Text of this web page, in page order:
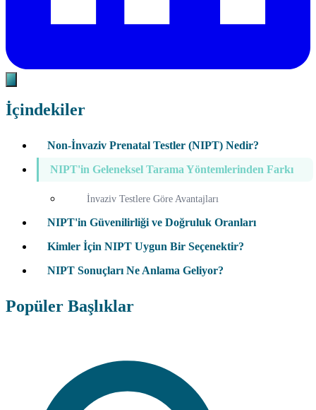
İçindekiler
Non-İnvaziv Prenatal Testler (NIPT) Nedir?
NIPT'in Geleneksel Tarama Yöntemlerinden Farkı
İnvaziv Testlere Göre Avantajları
NIPT'in Güvenilirliği ve Doğruluk Oranları
Kimler İçin NIPT Uygun Bir Seçenektir?
NIPT Sonuçları Ne Anlama Geliyor?
Popüler Başlıklar